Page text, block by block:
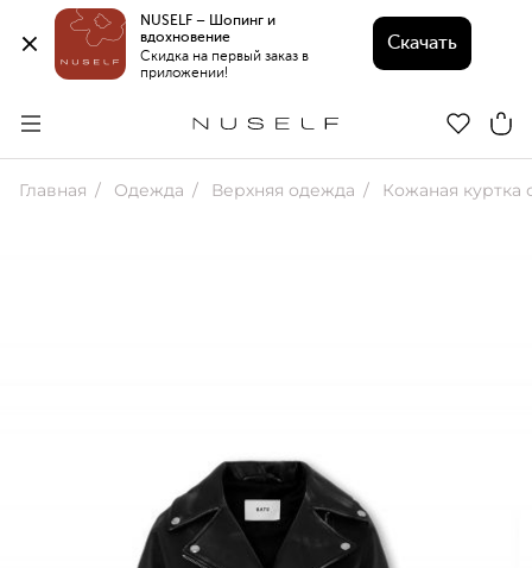
NUSELF – Шопинг и
вдохновение
Скидка на первый заказ в
приложении!
Скачать
Главная Одежда Верхняя одежда Кожаная куртка